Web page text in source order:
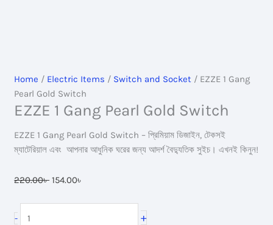
Home / Electric Items / Switch and Socket / EZZE 1 Gang
Pearl Gold Switch
EZZE 1 Gang Pearl Gold Switch
EZZE 1 Gang Pearl Gold Switch – প্রিমিয়াম ডিজাইন, টেকসই
ম্যাটেরিয়াল এবং আপনার আধুনিক ঘরের জন্য আদর্শ বৈদ্যুতিক সুইচ। এখনই কিনুন!
220.00৳ Original
154.00৳
- +